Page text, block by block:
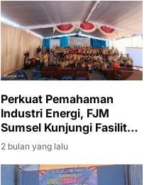
Perkuat Pemahaman
Industri Energi, FJM
Sumsel Kunjungi Fasilitas
Produksi Migas di Muara
2 bulan yang lalu